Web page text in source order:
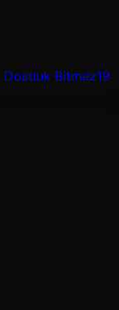
Dostluk Bitmez19